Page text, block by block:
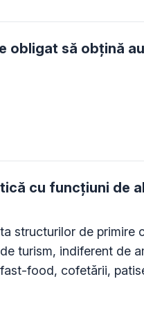
obligat să obțină
cu funcţiuni de
structurilor de primire
turism, indiferent de
food, cofetării,